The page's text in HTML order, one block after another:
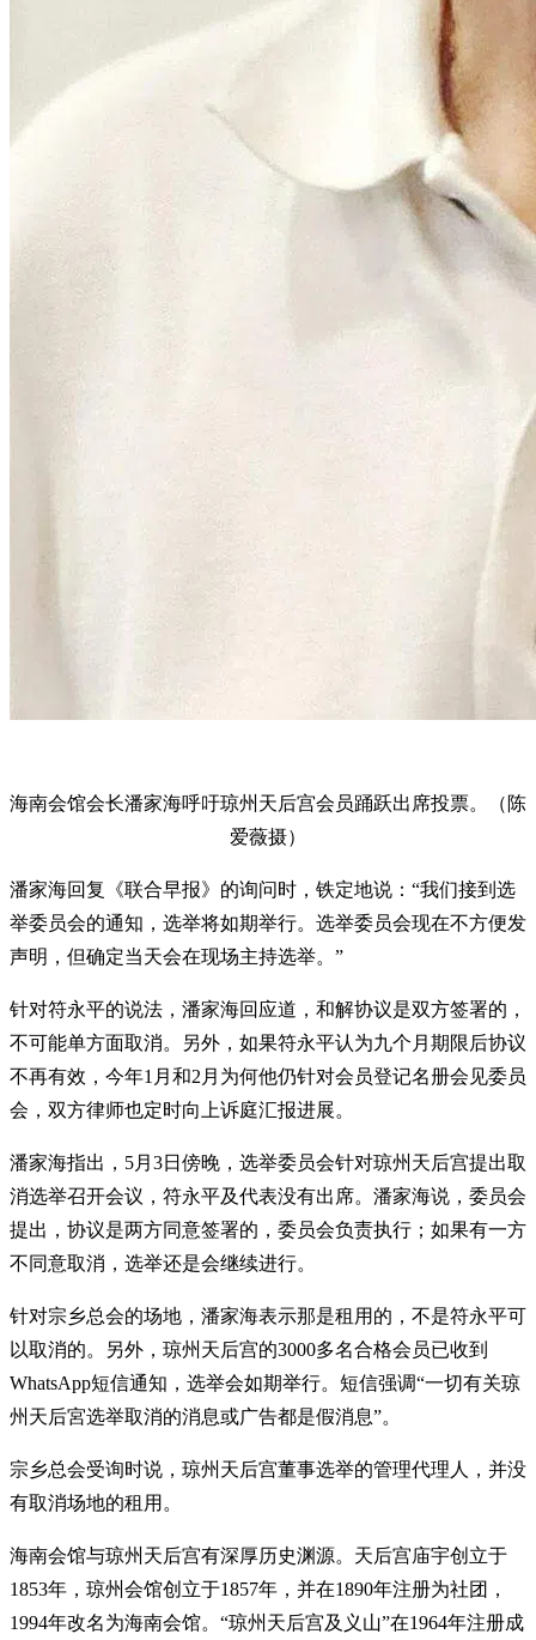
海南会馆会长潘家海呼吁琼州天后宫会员踊跃出席投票。（陈
爱薇摄）
潘家海回复《联合早报》的询问时，铁定地说：“我们接到选
举委员会的通知，选举将如期举行。选举委员会现在不方便发
声明，但确定当天会在现场主持选举。”
针对符永平的说法，潘家海回应道，和解协议是双方签署的，
不可能单方面取消。另外，如果符永平认为九个月期限后协议
不再有效，今年1月和2月为何他仍针对会员登记名册会见委员
会，双方律师也定时向上诉庭汇报进展。
潘家海指出，5月3日傍晚，选举委员会针对琼州天后宫提出取
消选举召开会议，符永平及代表没有出席。潘家海说，委员会
提出，协议是两方同意签署的，委员会负责执行；如果有一方
不同意取消，选举还是会继续进行。
针对宗乡总会的场地，潘家海表示那是租用的，不是符永平可
以取消的。另外，琼州天后宫的3000多名合格会员已收到
WhatsApp短信通知，选举会如期举行。短信强调“一切有关琼
州天后宮选举取消的消息或广告都是假消息”。
宗乡总会受询时说，琼州天后宫董事选举的管理代理人，并没
有取消场地的租用。
海南会馆与琼州天后宫有深厚历史渊源。天后宫庙宇创立于
1853年，琼州会馆创立于1857年，并在1890年注册为社团，
1994年改名为海南会馆。“琼州天后宫及义山”在1964年注册成